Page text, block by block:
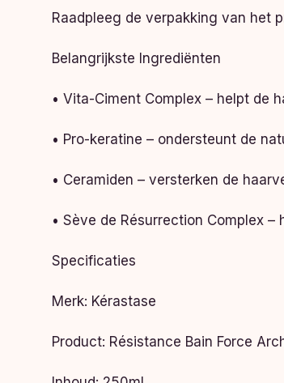
Raadpleeg de verpakking van het
Belangrijkste Ingrediënten
• Vita-Ciment Complex – helpt de
• Pro-keratine – ondersteunt de
• Ceramiden – versterken de
• Sève de Résurrection Complex
Specificaties
Merk: Kérastase
Product: Résistance Bain Force